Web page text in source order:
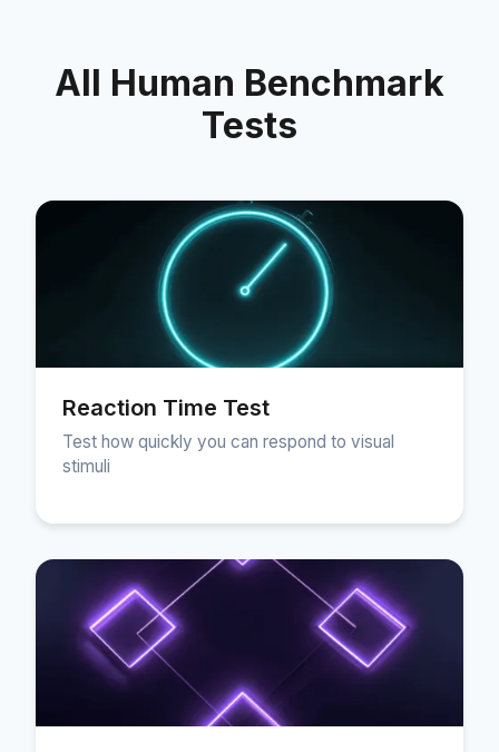
All Human Benchmark
Tests
Reaction Time Test
Test how quickly you can respond to visual
stimuli